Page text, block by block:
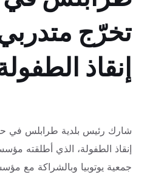
تخرّج
إنقاذ
شارك رئيس بلدية طرابلس في
إنقاذ الطفولة، الذي أطلقته
جمعية يوتوبيا وبالشراكة مع